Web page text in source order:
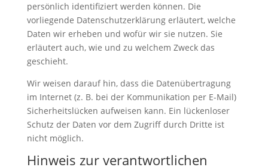
persönlich identifiziert werden können. Die
vorliegende Datenschutzerklärung erläutert, welche
Daten wir erheben und wofür wir sie nutzen. Sie
erläutert auch, wie und zu welchem Zweck das
geschieht.
Wir weisen darauf hin, dass die Datenübertragung
im Internet (z. B. bei der Kommunikation per E-Mail)
Sicherheitslücken aufweisen kann. Ein lückenloser
Schutz der Daten vor dem Zugriff durch Dritte ist
nicht möglich.
Hinweis zur verantwortlichen